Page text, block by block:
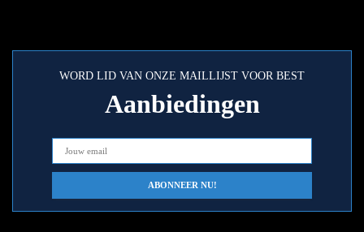
WORD LID VAN ONZE MAILLIJST VOOR BEST
Aanbiedingen